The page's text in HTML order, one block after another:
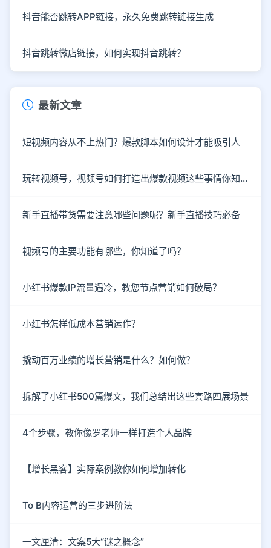
抖音能否跳转APP链接，永久免费跳转链接生成
抖音跳转微店链接，如何实现抖音跳转？
最新文章
短视频内容从不上热门？爆款脚本如何设计才能吸引人
玩转视频号，视频号如何打造出爆款视频这些事情你知道了吗？
新手直播带货需要注意哪些问题呢？新手直播技巧必备
视频号的主要功能有哪些，你知道了吗？
小红书爆款IP流量遇冷，教您节点营销如何破局？
小红书怎样低成本营销运作？
撬动百万业绩的增长营销是什么？如何做？
拆解了小红书500篇爆文，我们总结出这些套路四展场景
4个步骤，教你像罗老师一样打造个人品牌
【增长黑客】实际案例教你如何增加转化
To B内容运营的三步进阶法
一文厘清：文案5大“谜之概念”